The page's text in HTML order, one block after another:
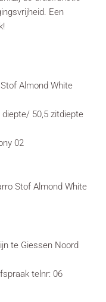
Een
Almond White
50,5 zitdiepte
02
Stof Almond White
te Giessen Noord
telnr: 06